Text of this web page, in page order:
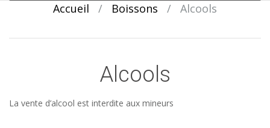
Accueil / Boissons / Alcools
Alcools
La vente d’alcool est interdite aux mineurs